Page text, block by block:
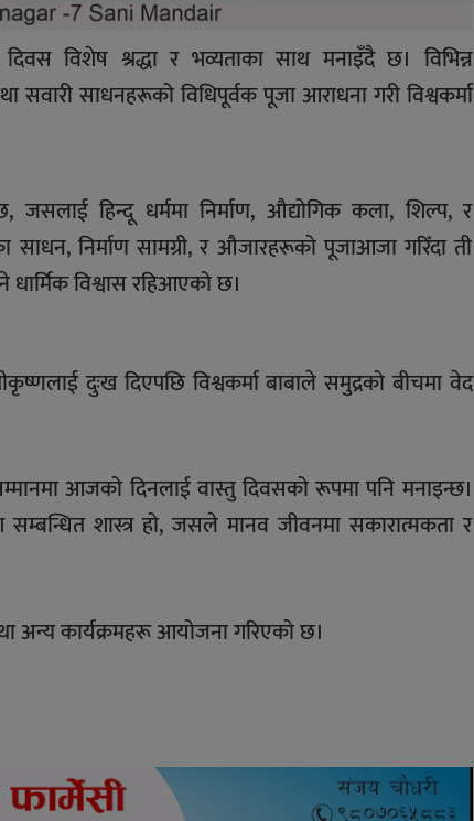
विशेष श्रद्धा र भव्यताका साथ मनाइँदै छ। विभिन्न
साधनहरूको विधिपूर्वक पूजा आराधना गरी विश्वकर्मा
जसलाई हिन्दू धर्ममा निर्माण, औद्योगिक कला, शिल्प, र
साधन, निर्माण सामग्री, र औजारहरूको पूजाआजा गरिँदा ती
धार्मिक विश्वास रहिआएको छ।
दुःख दिएपछि विश्वकर्मा बाबाले समुद्रको बीचमा वेद
आजको दिनलाई वास्तु दिवसको रूपमा पनि मनाइन्छ।
सम्बन्धित शास्त्र हो, जसले मानव जीवनमा सकारात्मकता र
अन्य कार्यक्रमहरू आयोजना गरिएको छ।